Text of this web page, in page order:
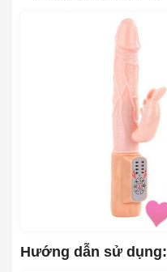
Hướng dẫn sử dụng: